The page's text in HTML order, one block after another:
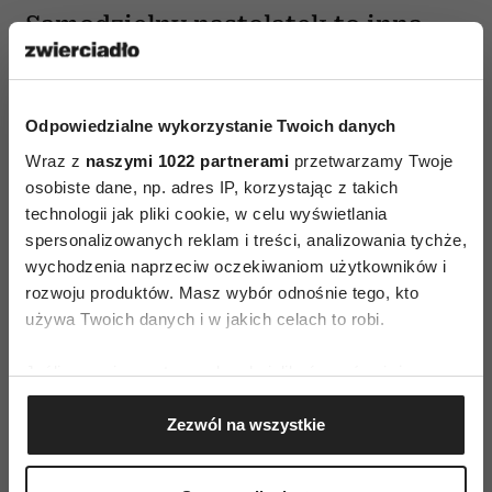
Odpowiedzialne wykorzystanie Twoich danych
Wraz z naszymi 1022 partnerami przetwarzamy Twoje
osobiste dane, np. adres IP, korzystając z takich
technologii jak pliki cookie, w celu wyświetlania
spersonalizowanych reklam i treści, analizowania tychże,
wychodzenia naprzeciw oczekiwaniom użytkowników i
rozwoju produktów. Masz wybór odnośnie tego, kto
używa Twoich danych i w jakich celach to robi.
Jeśli wyrazisz na to zgodę, chcielibyśmy również:
Gromadzić dane dotyczące Twojej lokalizacji
geograficznej z dokładnością nawet do kilku metrów
Identyfikować Twoje urządzenie, aktywnie
Zezwól na wszystkie
Samodzielny nastolatek to inna
bajka…
dla nastolatka jest brawura i przesadna pewność
siebie. Dlatego warto przede wszystkim
informować o zagrożeniach, które mogą spotkać
nas w czasie wyjazdu. Jeśli nastolatek będzie
korzystał z wyznaczonych stoków, powiadomi
opiekunów o trasach, na które się udaje i
przewidywanym powrocie, a także będzie
narciarska powyżej 1 000 m n. p. m. poza stokiem
musi być zorganizowana z udziałem